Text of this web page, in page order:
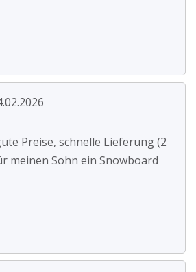
Preise, schnelle Lieferung (2
meinen Sohn ein Snowboard